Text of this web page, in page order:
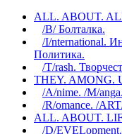
ALL. ABOUT.
/B/ Болталка.
/I/nternational.
Политика.
/T/rash.
THEY. AMONG.
/A/nime. /M/
/R/omance. /
ALL. ABOUT.
/D/